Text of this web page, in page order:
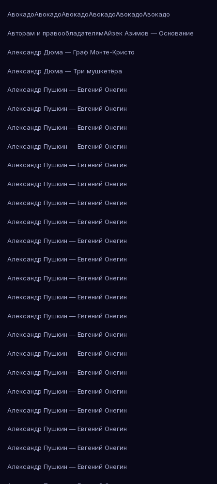
АвокадоАвокадоАвокадоАвокадоАвокадоАвокадо
Авторам и правообладателямАйзек Азимов — Основание
Александр Дюма — Граф Монте-Кристо
Александр Дюма — Три мушкетёра
Александр Пушкин — Евгений Онегин
Александр Пушкин — Евгений Онегин
Александр Пушкин — Евгений Онегин
Александр Пушкин — Евгений Онегин
Александр Пушкин — Евгений Онегин
Александр Пушкин — Евгений Онегин
Александр Пушкин — Евгений Онегин
Александр Пушкин — Евгений Онегин
Александр Пушкин — Евгений Онегин
Александр Пушкин — Евгений Онегин
Александр Пушкин — Евгений Онегин
Александр Пушкин — Евгений Онегин
Александр Пушкин — Евгений Онегин
Александр Пушкин — Евгений Онегин
Александр Пушкин — Евгений Онегин
Александр Пушкин — Евгений Онегин
Александр Пушкин — Евгений Онегин
Александр Пушкин — Евгений Онегин
Александр Пушкин — Евгений Онегин
Александр Пушкин — Евгений Онегин
Александр Пушкин — Евгений Онегин